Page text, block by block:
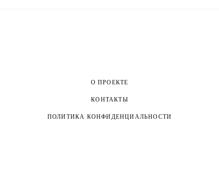
О ПРОЕКТЕ
КОНТАКТЫ
ПОЛИТИКА КОНФИДЕНЦИАЛЬНОСТИ